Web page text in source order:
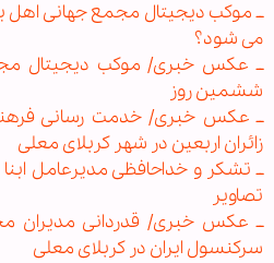
ــ موکب دیجیتال مجمع جهانی
می شود؟
ــ عکس خبری/ موکب دیجیتال
ششمین روز
ــ عکس خبری/ خدمت رسانی
زائران اربعین در شهر کربلای معلی
ــ تشكر و خداحافظی مديرعامل
تصاوير
ــ عکس خبری/ قدردانی مدیران
سرکنسول ایران در کربلای معلی